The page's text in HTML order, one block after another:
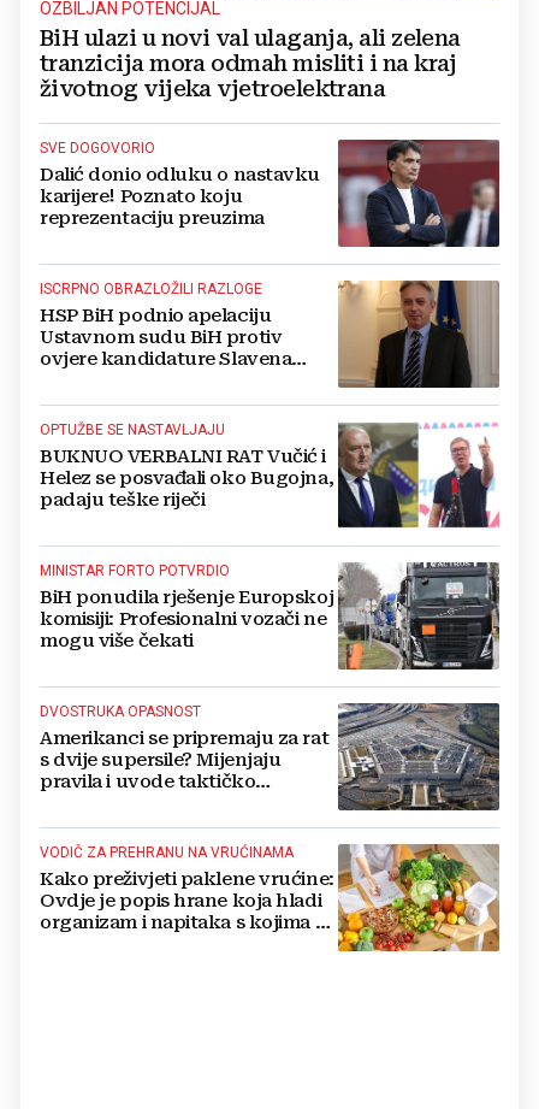
OZBILJAN POTENCIJAL
BiH ulazi u novi val ulaganja, ali zelena
tranzicija mora odmah misliti i na kraj
životnog vijeka vjetroelektrana
SVE DOGOVORIO
Dalić donio odluku o nastavku
karijere! Poznato koju
reprezentaciju preuzima
ISCRPNO OBRAZLOŽILI RAZLOGE
HSP BiH podnio apelaciju
Ustavnom sudu BiH protiv
ovjere kandidature Slavena
OPTUŽBE SE NASTAVLJAJU
BUKNUO VERBALNI RAT Vučić i
Helez se posvađali oko Bugojna,
padaju teške riječi
MINISTAR FORTO POTVRDIO
BiH ponudila rješenje Europskoj
komisiji: Profesionalni vozači ne
mogu više čekati
DVOSTRUKA OPASNOST
Amerikanci se pripremaju za rat
s dvije supersile? Mijenjaju
pravila i uvode taktičko
VODIČ ZA PREHRANU NA VRUĆINAMA
Kako preživjeti paklene vrućine:
Ovdje je popis hrane koja hladi
organizam i napitaka s kojima si